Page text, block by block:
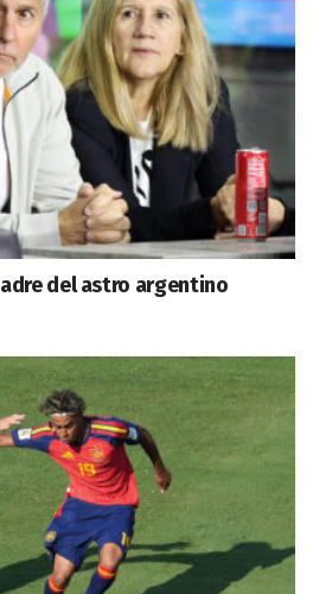
del astro argentino